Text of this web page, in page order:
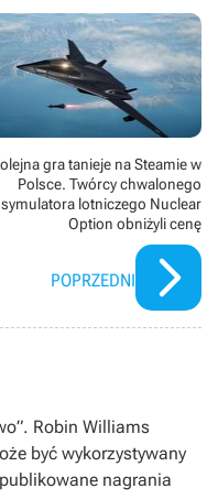
gra tanieje na Steamie w
Polsce. Twórcy chwalonego
symulatora lotniczego Nuclear
Option obniżyli cenę
POPRZEDNI
Robin Williams
być wykorzystywany
nagrania